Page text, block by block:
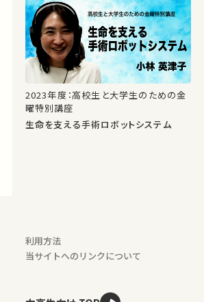
2023年度：高校生と大学生のための金
曜特別講座
生命を支える手術ロボットシステム
利用方法
当サイトへのリンクについて